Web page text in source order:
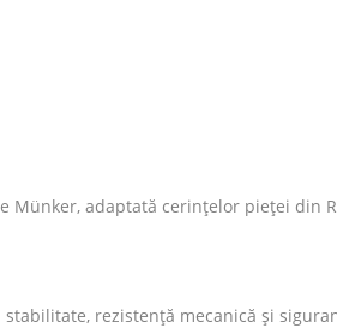
Münker, adaptată cerințelor pieței din
rezistență mecanică și